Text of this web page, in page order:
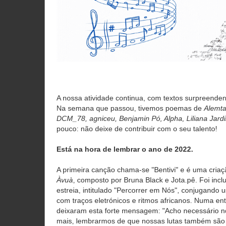
A nossa atividade continua, com textos
Na semana que passou, tivemos poemas de
DCM_78, agniceu, Benjamin Pó, Alpha, Liliana
pouco: não deixe de contribuir com o seu talento!
Está na hora de lembrar o ano de 2022.
A primeira canção chama-se "Bentivi" e é uma
Àvuà, composto por Bruna Black e Jota.pê. Foi
estreia, intitulado "Percorrer em Nós", conjugando
com traços eletrónicos e ritmos africanos. Numa
deixaram esta forte mensagem: "Acho necessário
mais, lembrarmos de que nossas lutas também